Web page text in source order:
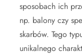
sposobach ich
np. balony czy
skarbów. Tego
unikalnego